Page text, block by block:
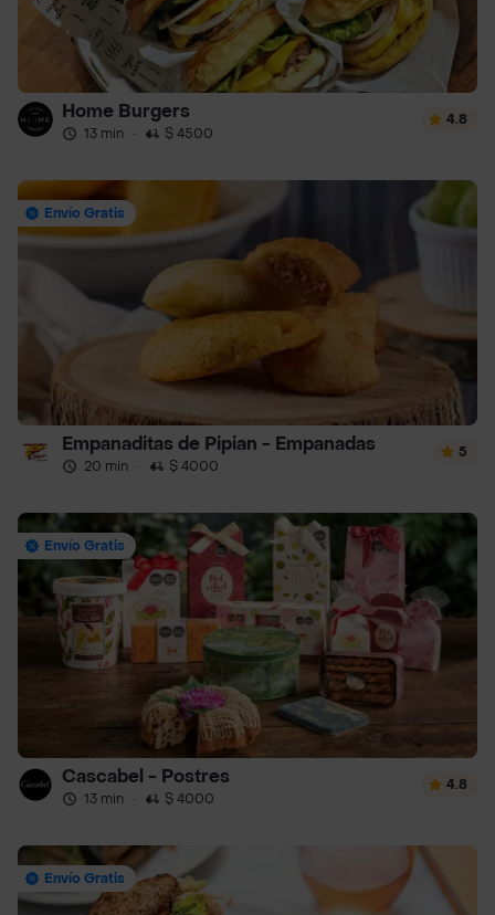
Home Burgers
13 min · $ 4500
4.8
Envío Gratis
Empanaditas de Pipian - Empanadas
20 min · $ 4000
5
Envío Gratis
Cascabel - Postres
13 min · $ 4000
4.8
Envío Gratis